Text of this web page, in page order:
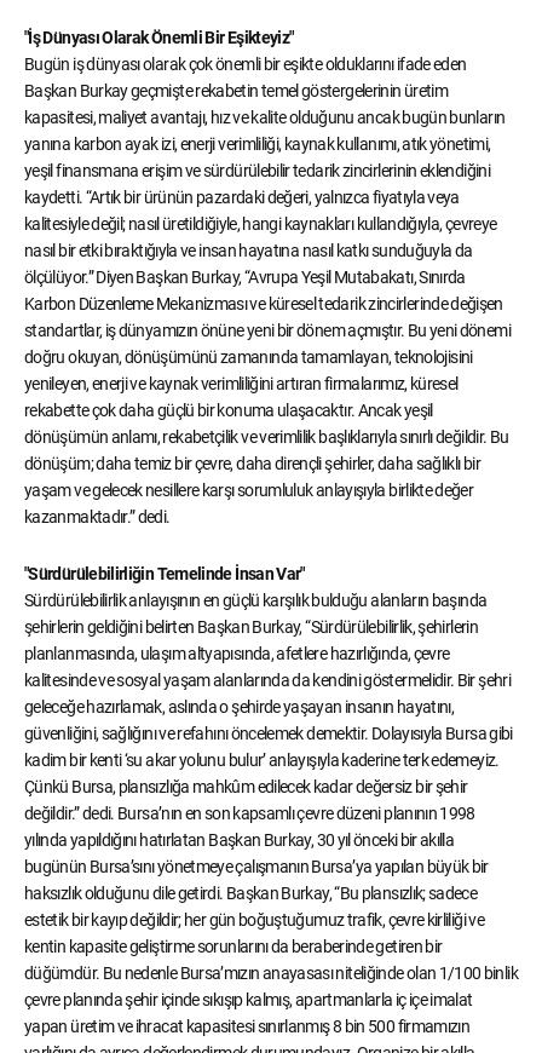
"İş Dünyası Olarak Önemli Bir Eşikteyiz"
Bugün iş dünyası olarak çok önemli bir eşikte olduklarını ifade eden
Başkan Burkay geçmişte rekabetin temel göstergelerinin üretim
kapasitesi, maliyet avantajı, hız ve kalite olduğunu ancak bugün bunların
yanına karbon ayak izi, enerji verimliliği, kaynak kullanımı, atık yönetimi,
yeşil finansmana erişim ve sürdürülebilir tedarik zincirlerinin eklendiğini
kaydetti. “Artık bir ürünün pazardaki değeri, yalnızca fiyatıyla veya
kalitesiyle değil; nasıl üretildiğiyle, hangi kaynakları kullandığıyla, çevreye
nasıl bir etki bıraktığıyla ve insan hayatına nasıl katkı sunduğuyla da
ölçülüyor.” Diyen Başkan Burkay, “Avrupa Yeşil Mutabakatı, Sınırda
Karbon Düzenleme Mekanizması ve küresel tedarik zincirlerinde değişen
standartlar, iş dünyamızın önüne yeni bir dönem açmıştır. Bu yeni dönemi
doğru okuyan, dönüşümünü zamanında tamamlayan, teknolojisini
yenileyen, enerji ve kaynak verimliliğini artıran firmalarımız, küresel
rekabette çok daha güçlü bir konuma ulaşacaktır. Ancak yeşil
dönüşümün anlamı, rekabetçilik ve verimlilik başlıklarıyla sınırlı değildir. Bu
dönüşüm; daha temiz bir çevre, daha dirençli şehirler, daha sağlıklı bir
yaşam ve gelecek nesillere karşı sorumluluk anlayışıyla birlikte değer
kazanmaktadır.” dedi.
"Sürdürülebilirliğin Temelinde İnsan Var"
Sürdürülebilirlik anlayışının en güçlü karşılık bulduğu alanların başında
şehirlerin geldiğini belirten Başkan Burkay, “Sürdürülebilirlik, şehirlerin
planlanmasında, ulaşım altyapısında, afetlere hazırlığında, çevre
kalitesinde ve sosyal yaşam alanlarında da kendini göstermelidir. Bir şehri
geleceğe hazırlamak, aslında o şehirde yaşayan insanın hayatını,
güvenliğini, sağlığını ve refahını öncelemek demektir. Dolayısıyla Bursa gibi
kadim bir kenti ‘su akar yolunu bulur’ anlayışıyla kaderine terk edemeyiz.
Çünkü Bursa, plansızlığa mahkûm edilecek kadar değersiz bir şehir
değildir.” dedi. Bursa’nın en son kapsamlı çevre düzeni planının 1998
yılında yapıldığını hatırlatan Başkan Burkay, 30 yıl önceki bir akılla
bugünün Bursa’sını yönetmeye çalışmanın Bursa’ya yapılan büyük bir
haksızlık olduğunu dile getirdi. Başkan Burkay, “Bu plansızlık; sadece
estetik bir kayıp değildir; her gün boğuştuğumuz trafik, çevre kirliliği ve
kentin kapasite geliştirme sorunlarını da beraberinde getiren bir
düğümdür. Bu nedenle Bursa’mızın anayasası niteliğinde olan 1/100 binlik
çevre planında şehir içinde sıkışıp kalmış, apartmanlarla iç içe imalat
yapan üretim ve ihracat kapasitesi sınırlanmış 8 bin 500 firmamızın